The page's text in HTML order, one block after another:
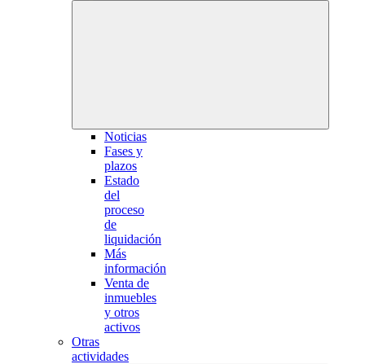
Noticias
Fases y
plazos
Estado
del
proceso
de
liquidación
Más
información
Venta de
inmuebles
y otros
activos
Otras
actividades